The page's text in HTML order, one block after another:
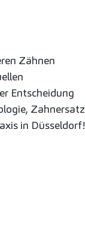
Zähnen
Entscheidung
Zahnersatz
in Düsseldorf!